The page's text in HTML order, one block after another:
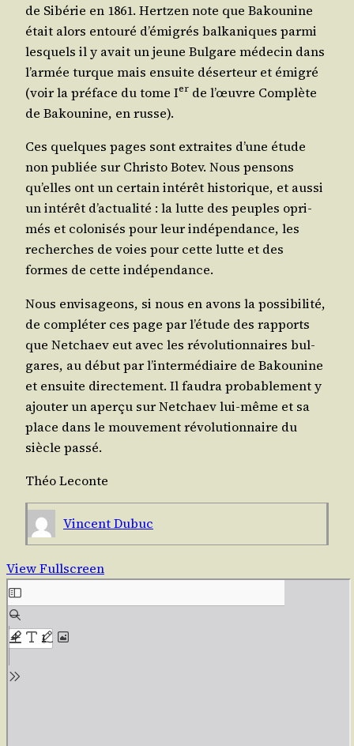
de Sibé­rie en 1861. Hert­zen note que Bakou­nine
était alors entou­ré d’é­mi­grés bal­ka­niques par­mi
les­quels il y avait un jeune Bul­gare méde­cin dans
l’ar­mée turque mais ensuite déser­teur et émi­gré
(voir la pré­face du tome Ier de l’œuvre Com­plète
de Bakou­nine, en russe).
Ces quelques pages sont extraites d’une étude
non publiée sur Chris­to Botev. Nous pen­sons
qu’elles ont un cer­tain inté­rêt his­to­rique, et aus­si
un inté­rêt d’ac­tua­li­té : la lutte des peuples opri­
més et colo­ni­sés pour leur indé­pen­dance, les
recherches de voies pour cette lutte et des
formes de cette indépendance.
Nous envi­sa­geons, si nous en avons la pos­si­bi­li­té,
de com­plé­ter ces page par l’é­tude des rap­ports
que Net­chaev eut avec les révo­lu­tion­naires bul­
gares, au début par l’in­ter­mé­diaire de Bakou­nine
et ensuite direc­te­ment. Il fau­dra pro­ba­ble­ment y
ajou­ter un aper­çu sur Net­chaev lui-même et sa
place dans le mou­ve­ment révo­lu­tion­naire du
siècle passé.
Théo Leconte
Vincent Dubuc
View Fullscreen